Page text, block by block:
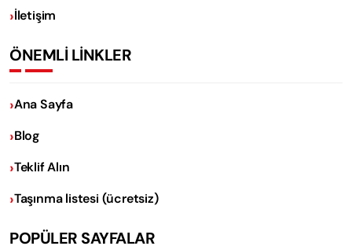
İletişim
ÖNEMLİ LİNKLER
Ana Sayfa
Blog
Teklif Alın
Taşınma listesi (ücretsiz)
POPÜLER SAYFALAR